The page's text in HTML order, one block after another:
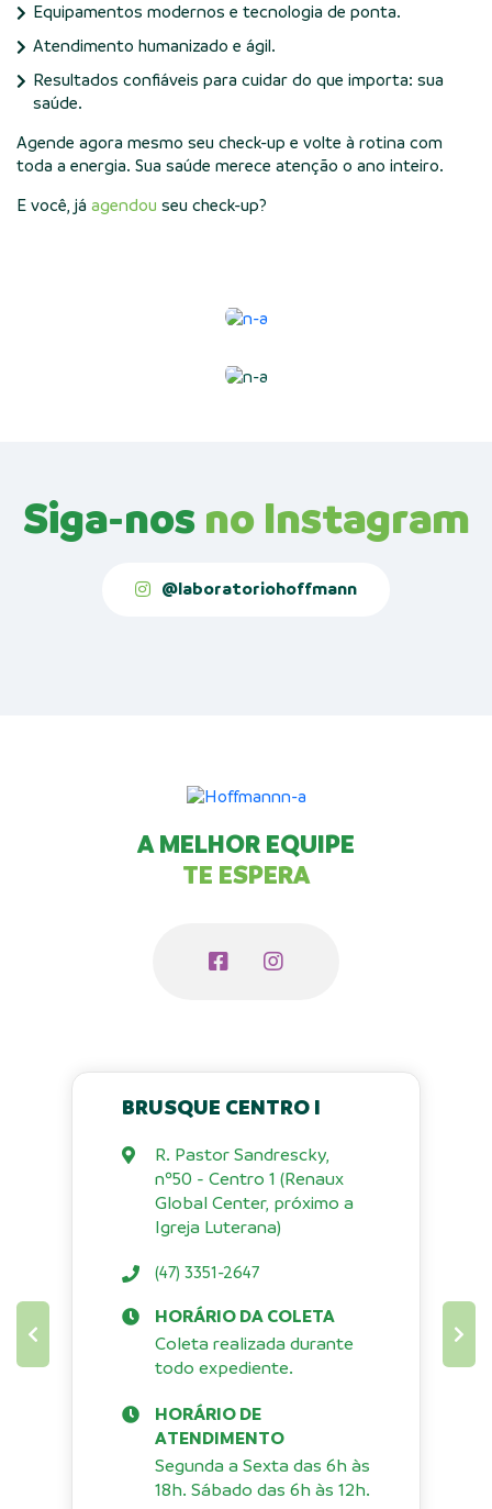
Equipamentos modernos e tecnologia de ponta.
Atendimento humanizado e ágil.
Resultados confiáveis para cuidar do que importa: sua
saúde.
Agende agora mesmo seu check-up e volte à rotina com
toda a energia. Sua saúde merece atenção o ano inteiro.
E você, já agendou seu check-up?
Siga-nos no Instagram
@laboratoriohoffmann
A MELHOR EQUIPE
TE ESPERA
BRUSQUE CENTRO I
R. Pastor Sandrescky,
nº50 - Centro 1 (Renaux
Global Center, próximo a
Igreja Luterana)
(47) 3351-2647
HORÁRIO DA COLETA
Coleta realizada durante
todo expediente.
HORÁRIO DE
ATENDIMENTO
Segunda a Sexta das 6h às
18h. Sábado das 6h às 12h.